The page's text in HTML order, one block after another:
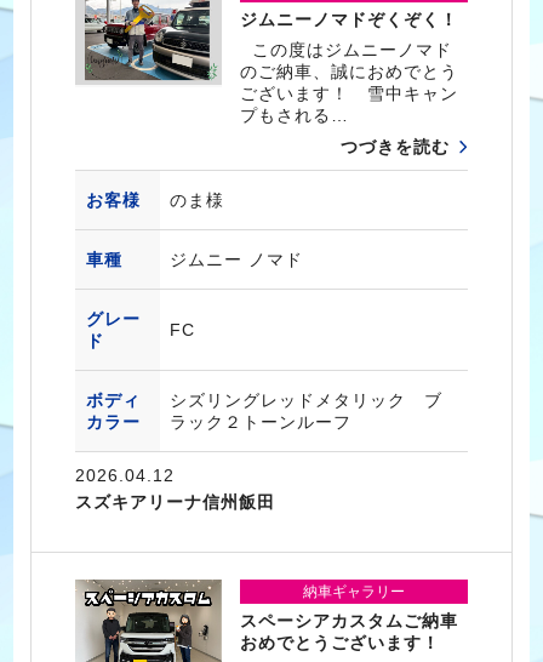
ジムニーノマドぞくぞく！
この度はジムニーノマド
のご納車、誠におめでとう
ございます！ 雪中キャン
プもされる…
つづきを読む
お客様 のま様
車種 ジムニー ノマド
グレー
ド
FC
ボディ
カラー
シズリングレッドメタリック ブ
ラック２トーンルーフ
2026.04.12
スズキアリーナ信州飯田
納車ギャラリー
スペーシアカスタムご納車
おめでとうございます！